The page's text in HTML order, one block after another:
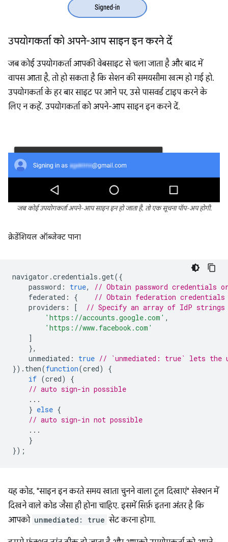
उपयोगकर्ता को अपने-आप साइन इन करने दें
जब कोई उपयोगकर्ता आपकी वेबसाइट से चला जाता है और बाद में
वापस आता है, तो हो सकता है कि सेशन की समयसीमा खत्म हो गई हो.
उपयोगकर्ता के हर बार साइट पर आने पर, उसे पासवर्ड टाइप करने के
लिए न कहें. उपयोगकर्ता को अपने-आप साइन इन करने दें.
जब कोई उपयोगकर्ता अपने-आप साइन इन हो जाता है, तो एक सूचना पॉप-अप होगी.
क्रेडेंशियल ऑब्जेक्ट पाना
navigator .credentials .get({
password : true,
// Obtain password credentials
federated : {
// Obtain federation
providers : [
// Specify an array of IdP strings
'https://accounts.google.com' ,
'https://www.facebook.com'
]
},
unmediated : true // `unmediated: true` lets the
}). then(function(cred)
{
if (cred)
{
// auto sign-in possible
...
} else {
// auto sign-in not possible
...
}
});
यह कोड, "साइन इन करते समय खाता चुनने वाला टूल दिखाएं" सेक्शन में
दिखने वाले कोड जैसा ही होना चाहिए. इसमें सिर्फ़ इतना अंतर है कि
आपको unmediated: true सेट करना होगा.